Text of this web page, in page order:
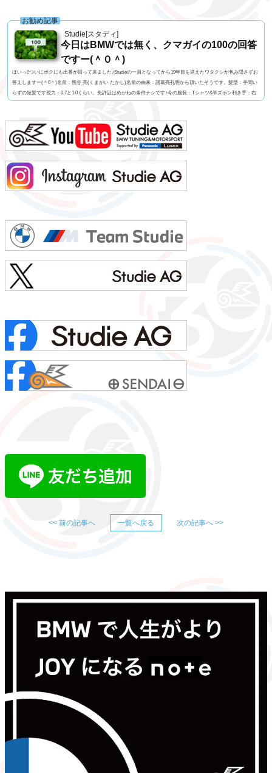
Studie[スタディ]
お勧め記事
今日はBMWでは無く、クマガイの100の回答
ですー(＾０＾)
ほいっ!!ついにボクにも出番が回って来ました♪Studieの一員となってから19年目を迎えたワタクシが包み隠さずお
答えしますー(＾0＾)名前：熊谷 亮(くまがい たかし)名前の由来：諸葛亮孔明から頂いたそうです。髪型：手間い
らずの短髪です視力：0.7と1.0くらい。免許証はめがねの条件ナシです♪今の服装：Tシャツ&半ズボン利き手：右
<< 前の記事へ 一覧へ戻る 次の記事へ >>